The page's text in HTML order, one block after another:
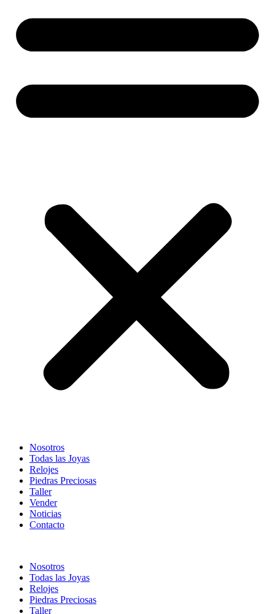
Nosotros
Todas las Joyas
Relojes
Piedras Preciosas
Taller
Vender
Noticias
Contacto
Nosotros
Todas las Joyas
Relojes
Piedras Preciosas
Taller